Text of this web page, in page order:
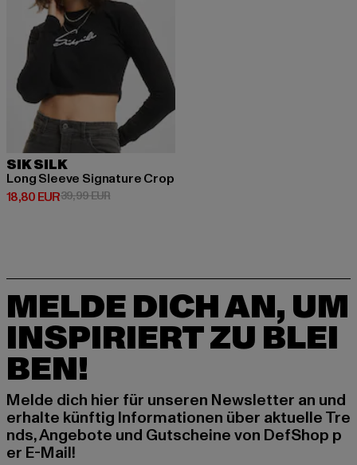
SIK SILK
Long Sleeve Signature Crop
18,80 EUR
Derzeitiger Preis: 18,80 EUR
39,99 EURAktionspreis: 39,99 EUR
MELDE DICH AN, UM
INSPIRIERT ZU BLEI
BEN!
Melde dich hier für unseren Newsletter an und
erhalte künftig Informationen über aktuelle Tre
nds, Angebote und Gutscheine von DefShop p
er E-Mail!